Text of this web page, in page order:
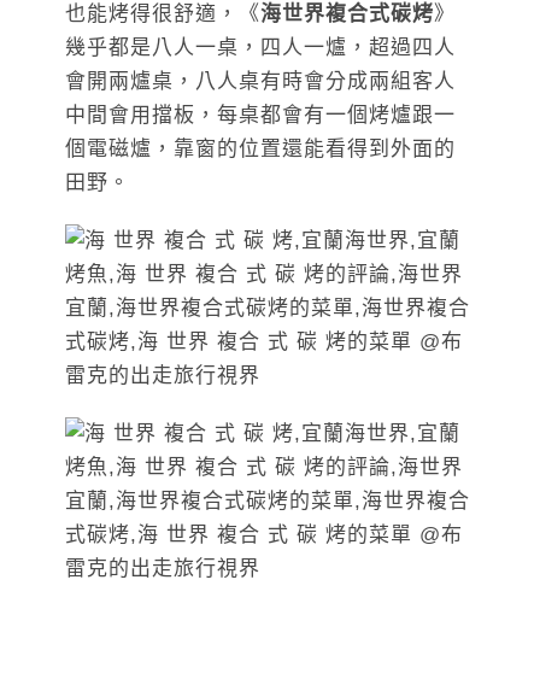
也能烤得很舒適，《海世界複合式碳烤》
幾乎都是八人一桌，四人一爐，超過四人
會開兩爐桌，八人桌有時會分成兩組客人
中間會用擋板，每桌都會有一個烤爐跟一
個電磁爐，靠窗的位置還能看得到外面的
田野。